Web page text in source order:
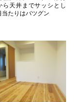
ら天井までサッシとし
当たりはバツグン